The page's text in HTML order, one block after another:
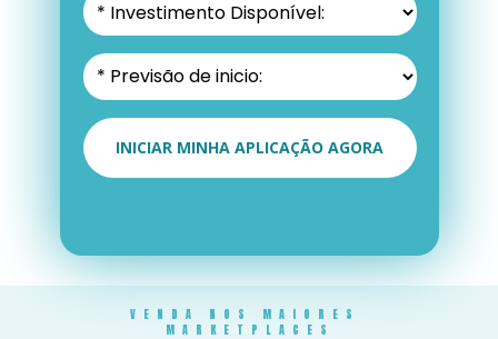
INICIAR MINHA APLICAÇÃO AGORA
VENDA NOS MAIORES
MARKETPLACES